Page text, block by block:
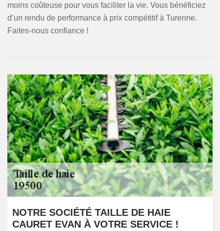
moins coûteuse pour vous faciliter la vie. Vous bénéficiez
d’un rendu de performance à prix compétitif à Turenne.
Faites-nous confiance !
NOTRE SOCIÉTÉ TAILLE DE HAIE
CAURET EVAN À VOTRE SERVICE !